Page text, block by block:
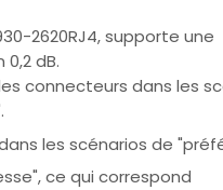
2620RJ4, supporte une
dB.
connecteurs dans les
les scénarios de
ce qui correspond